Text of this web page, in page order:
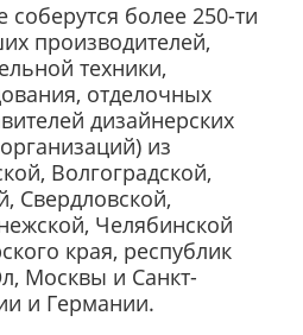
более 250-ти
производителей,
техники,
отделочных
дизайнерских
из
Волгоградской,
Свердловской,
Челябинской
края, республик
Москвы и Санкт-
и Германии.